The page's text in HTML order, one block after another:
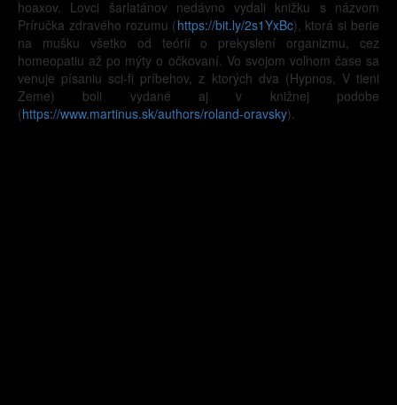
hoaxov. Lovci šarlatánov nedávno vydali knižku s názvom
Príručka zdravého rozumu (https://bit.ly/2s1YxBc), ktorá si berie
na mušku všetko od teórií o prekyslení organizmu, cez
homeopatiu až po mýty o očkovaní. Vo svojom voľnom čase sa
venuje písaniu sci-fi príbehov, z ktorých dva (Hypnos, V tieni
Zeme) boli vydané aj v knižnej podobe
(https://www.martinus.sk/authors/roland-oravsky).